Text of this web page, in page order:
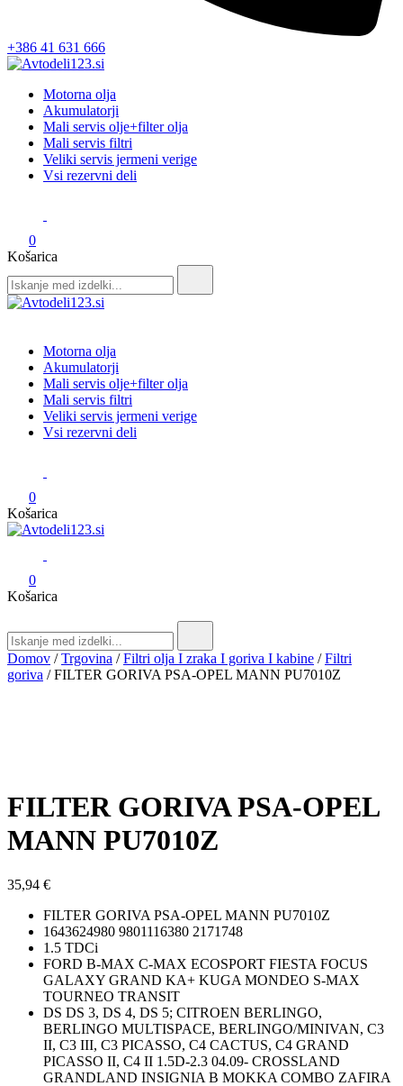
+386 41 631 666
Avtodeli123.si
Prodaja rezervnih avtodelov
Motorna olja
Akumulatorji
Mali servis olje+filter olja
Mali servis filtri
Veliki servis jermeni verige
Vsi rezervni deli
0
Košarica
for:
Motorna olja
Akumulatorji
Mali servis olje+filter olja
Mali servis filtri
Veliki servis jermeni verige
Vsi rezervni deli
0
Košarica
Avtodeli123.si
Prodaja rezervnih avtodelov
0
Košarica
for:
Domov /Trgovina /Filtri olja I zraka I goriva I kabine /Filtri
goriva / FILTER GORIVA PSA-OPEL MANN PU7010Z
FILTER GORIVA PSA-OPEL
MANN PU7010Z
35,94 €
FILTER GORIVA PSA-OPEL MANN PU7010Z
1643624980 9801116380 2171748
1.5 TDCi
FORD B-MAX C-MAX ECOSPORT FIESTA FOCUS
GALAXY GRAND KA+ KUGA MONDEO S-MAX
TOURNEO TRANSIT
DS DS 3, DS 4, DS 5; CITROEN BERLINGO,
BERLINGO MULTISPACE, BERLINGO/MINIVAN, C3
II, C3 III, C3 PICASSO, C4 CACTUS, C4 GRAND
PICASSO II, C4 II 1.5D-2.3 04.09- CROSSLAND
GRANDLAND INSIGNIA B MOKKA COMBO ZAFIRA